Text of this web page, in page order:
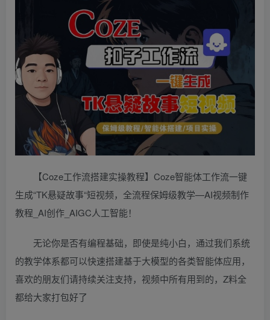
【Coze工作流搭建实操教程】Coze智能体工作流一键
生成“TK悬疑故事“短视频，全流程保姆级教学—AI视频制作
教程_AI创作_AIGC人工智能！
无论你是否有编程基础，即使是纯小白，通过我们系统
的教学体系都可以快速搭建基于大模型的各类智能体应用，
喜欢的朋友们请持续关注支持，视频中所有用到的，Z料全
都给大家打包好了